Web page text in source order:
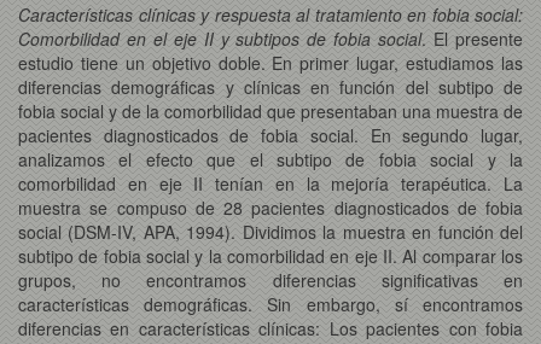
Características clínicas y respuesta al tratamiento en fobia social:
Comorbilidad en el eje II y subtipos de fobia social. El presente
estudio tiene un objetivo doble. En primer lugar, estudiamos las
diferencias demográficas y clínicas en función del subtipo de
fobia social y de la comorbilidad que presentaban una muestra de
pacientes diagnosticados de fobia social. En segundo lugar,
analizamos el efecto que el subtipo de fobia social y la
comorbilidad en eje II tenían en la mejoría terapéutica. La
muestra se compuso de 28 pacientes diagnosticados de fobia
social (DSM-IV, APA, 1994). Dividimos la muestra en función del
subtipo de fobia social y la comorbilidad en eje II. Al comparar los
grupos, no encontramos diferencias significativas en
características demográficas. Sin embargo, sí encontramos
diferencias en características clínicas: Los pacientes con fobia